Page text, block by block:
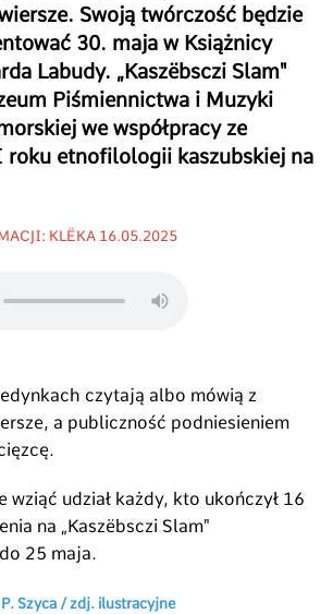
Swoją twórczość będzie
30. maja w Książnicy
Labudy. „Kaszëbsczi Slam"
Piśmiennictwa i Muzyki
we współpracy ze
etnofilologii kaszubskiej na
KLËKA 16.05.2025
czytają albo mówią z
a publiczność podniesieniem
wziąć udział każdy, kto ukończył 16
na „Kaszëbsczi Slam"
25 maja.
Szyca /zdj. ilustracyjne